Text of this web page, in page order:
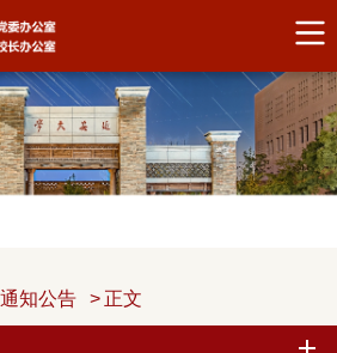
通知公告 > 正文